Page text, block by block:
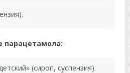
парацетамола:
(сироп, суспензия).